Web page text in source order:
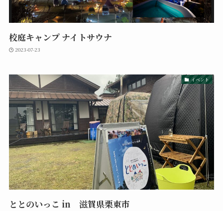
校庭キャンプ ナイトサウナ
2023-07-23
イベント
ととのいっこ in 滋賀県栗東市